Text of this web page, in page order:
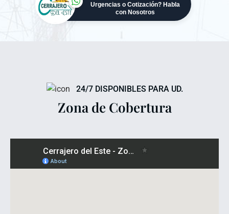
Urgencias o Cotización? Habla
con Nosotros
24/7 DISPONIBLES PARA UD.
Zona de Cobertura